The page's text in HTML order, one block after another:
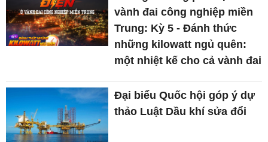
vành đai công nghiệp miền
Trung: Kỳ 5 - Đánh thức
những kilowatt ngủ quên:
một nhiệt kế cho cả vành đai
Đại biểu Quốc hội góp ý dự
thảo Luật Dầu khí sửa đổi